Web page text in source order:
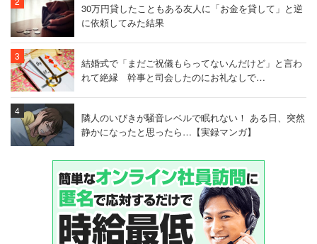
30万円貸したこともある友人に「お金を貸して」と逆
に依頼してみた結果
結婚式で「まだご祝儀もらってないんだけど」と言わ
れて絶縁 幹事と司会したのにお礼なしで…
隣人のいびきが騒音レベルで眠れない！ ある日、突然
静かになったと思ったら…【実録マンガ】